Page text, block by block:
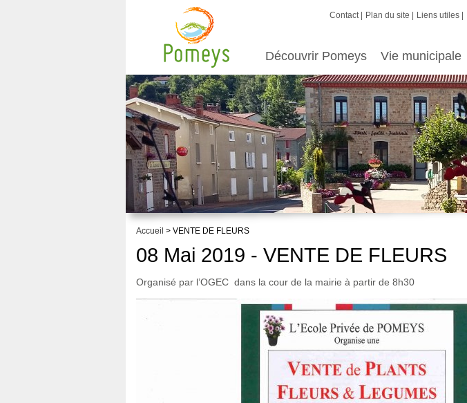
Contact Plan du site Liens utiles
Découvrir Pomeys Vie municipale
Accueil > VENTE DE FLEURS
08 Mai 2019 - VENTE DE FLEURS
Organisé par l’OGEC dans la cour de la mairie à partir de 8h30